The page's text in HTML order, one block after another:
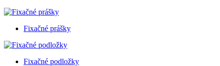
Fixačné prášky
Fixačné podložky